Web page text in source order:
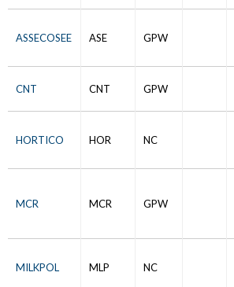
ASSECOSEE ASE GPW
CNT CNT GPW
HORTICO HOR NC
MCR MCR GPW
MILKPOL MLP NC